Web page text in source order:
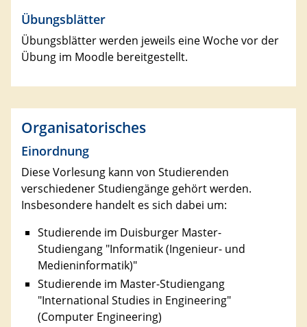
Übungsblätter
Übungsblätter werden jeweils eine Woche vor der
Übung im Moodle bereitgestellt.
Organisatorisches
Einordnung
Diese Vorlesung kann von Studierenden
verschiedener Studiengänge gehört werden.
Insbesondere handelt es sich dabei um:
Studierende im Duisburger Master-
Studiengang "Informatik (Ingenieur- und
Medieninformatik)"
Studierende im Master-Studiengang
"International Studies in Engineering"
(Computer Engineering)